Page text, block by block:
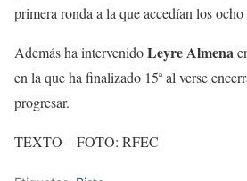
primera ronda a la que accedían los ocho
Además ha intervenidoLeyre Almena
en la que ha finalizado 15ª al verse
progresar.
TEXTO – FOTO: RFEC